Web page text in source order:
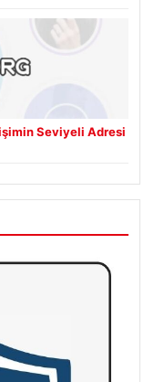
Seviyeli Adresi